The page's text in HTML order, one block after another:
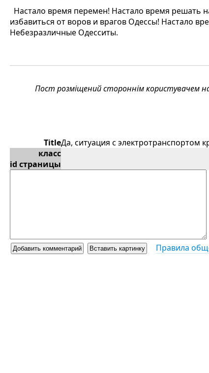
Настало время перемен! Настало время решать
избавиться от воров и врагов Одессы! Настало
Небезразличные Одесситы.
Пост розміщений стороннім користувачем
TitleДа, ситуация с электротранспортом
класс
id страницы
Правила